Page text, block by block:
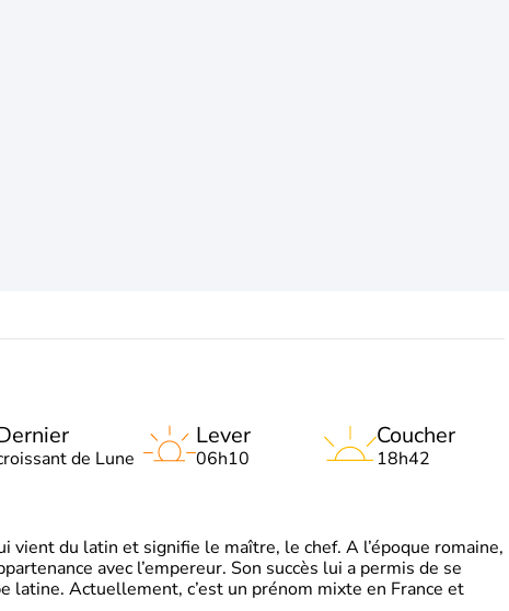
de Lune
Lever
06h10
Coucher
18h42
vient du latin et signifie le maître, le chef. A l’époque romaine,
avec l’empereur. Son succès lui a permis de se
latine. Actuellement, c’est un prénom mixte en France et